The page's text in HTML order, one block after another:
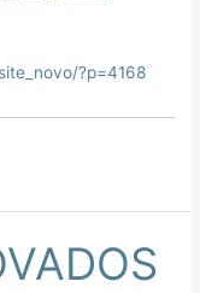
?p=4168